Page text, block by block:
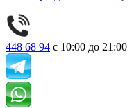
448 68 94 с 10:00 до 21:00